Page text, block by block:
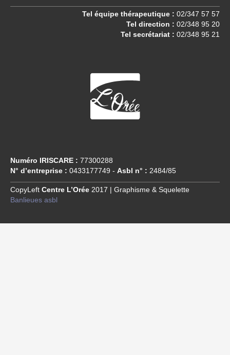
Tel équipe thérapeutique : 02/347 57 57
Tel direction : 02/348 95 20
Tel secrétariat : 02/348 95 21
Numéro IRISCARE : 77300288
N° d’entreprise : 0433177749 - Asbl n° : 2484/85
CopyLeft Centre L’Orée 2017 | Graphisme & Squelette
Banlieues asbl